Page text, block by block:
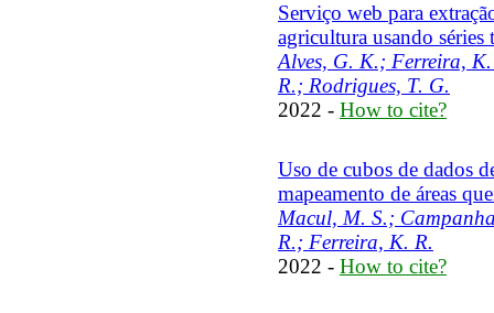
Serviço web para
agricultura usando séries
Alves, G. K.; Ferreira,
R.; Rodrigues, T. G.
2022 - How to cite?
Uso de cubos de dados
mapeamento de áreas
Macul, M. S.;
R.; Ferreira, K. R.
2022 - How to cite?